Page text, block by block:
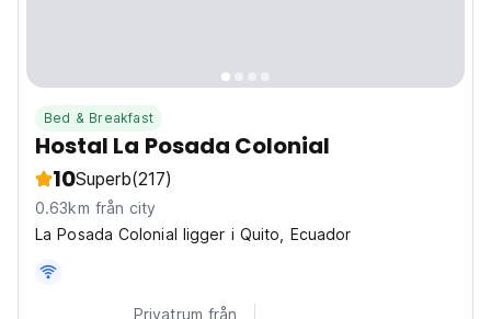
Bed & Breakfast
Hostal La Posada Colonial
10Superb(217)
0.63km från city
La Posada Colonial ligger i Quito, Ecuador
Privatrum från